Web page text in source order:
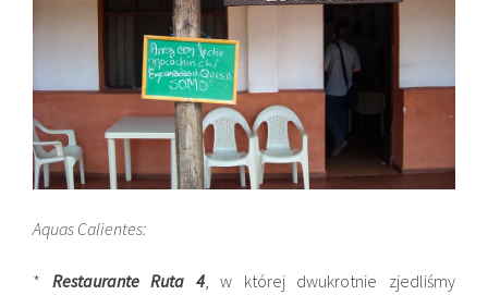
Aquas Calientes:
* Restaurante Ruta 4, w której dwukrotnie zjedliśmy